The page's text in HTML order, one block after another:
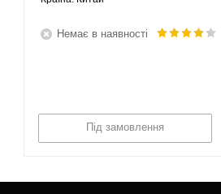
Немає в наявності
Під замовлення